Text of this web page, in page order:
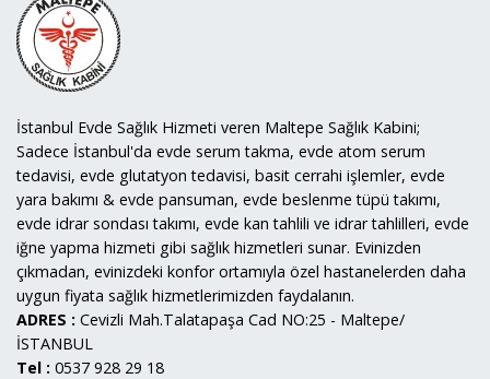
İstanbul Evde Sağlık Hizmeti veren Maltepe Sağlık Kabini;
Sadece İstanbul'da evde serum takma, evde atom serum
tedavisi, evde glutatyon tedavisi, basit cerrahi işlemler, evde
yara bakımı & evde pansuman, evde beslenme tüpü takımı,
evde idrar sondası takımı, evde kan tahlili ve idrar tahlilleri, evde
iğne yapma hizmeti gibi sağlık hizmetleri sunar. Evinizden
çıkmadan, evinizdeki konfor ortamıyla özel hastanelerden daha
uygun fiyata sağlık hizmetlerimizden faydalanın.
ADRES : Cevizli Mah.Talatapaşa Cad NO:25 - Maltepe/
İSTANBUL
Tel : 0537 928 29 18